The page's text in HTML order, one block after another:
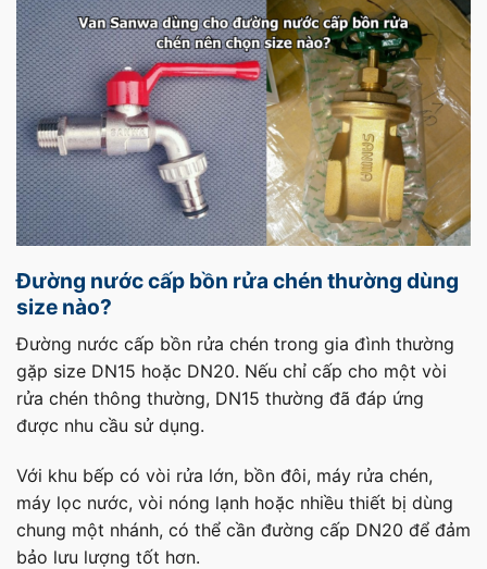
Đường nước cấp bồn rửa chén thường dùng
size nào?
Đường nước cấp bồn rửa chén trong gia đình thường
gặp size DN15 hoặc DN20. Nếu chỉ cấp cho một vòi
rửa chén thông thường, DN15 thường đã đáp ứng
được nhu cầu sử dụng.
Với khu bếp có vòi rửa lớn, bồn đôi, máy rửa chén,
máy lọc nước, vòi nóng lạnh hoặc nhiều thiết bị dùng
chung một nhánh, có thể cần đường cấp DN20 để đảm
bảo lưu lượng tốt hơn.